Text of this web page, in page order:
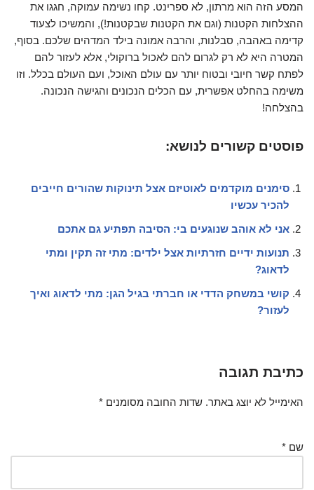
המסע הזה הוא מרתון, לא ספרינט. קחו נשימה עמוקה, חגגו את
ההצלחות הקטנות (וגם את הקטנות שבקטנות!), והמשיכו לצעוד
קדימה באהבה, סבלנות, והרבה אמונה בילד המדהים שלכם. בסוף,
המטרה היא לא רק לגרום להם לאכול ברוקולי, אלא לעזור להם
לפתח קשר חיובי ובטוח יותר עם עולם האוכל, ועם העולם בכלל. וזו
משימה בהחלט אפשרית, עם הכלים הנכונים והגישה הנכונה.
בהצלחה!
פוסטים קשורים לנושא:
סימנים מוקדמים לאוטיזם אצל תינוקות שהורים חייבים
להכיר עכשיו
אני לא אוהב שנוגעים בי: הסיבה תפתיע גם אתכם
תנועות ידיים חזרתיות אצל ילדים: מתי זה תקין ומתי
לדאוג?
קושי במשחק הדדי או חברתי בגיל הגן: מתי לדאוג ואיך
לעזור?
כתיבת תגובה
האימייל לא יוצג באתר. שדות החובה מסומנים *
שם *